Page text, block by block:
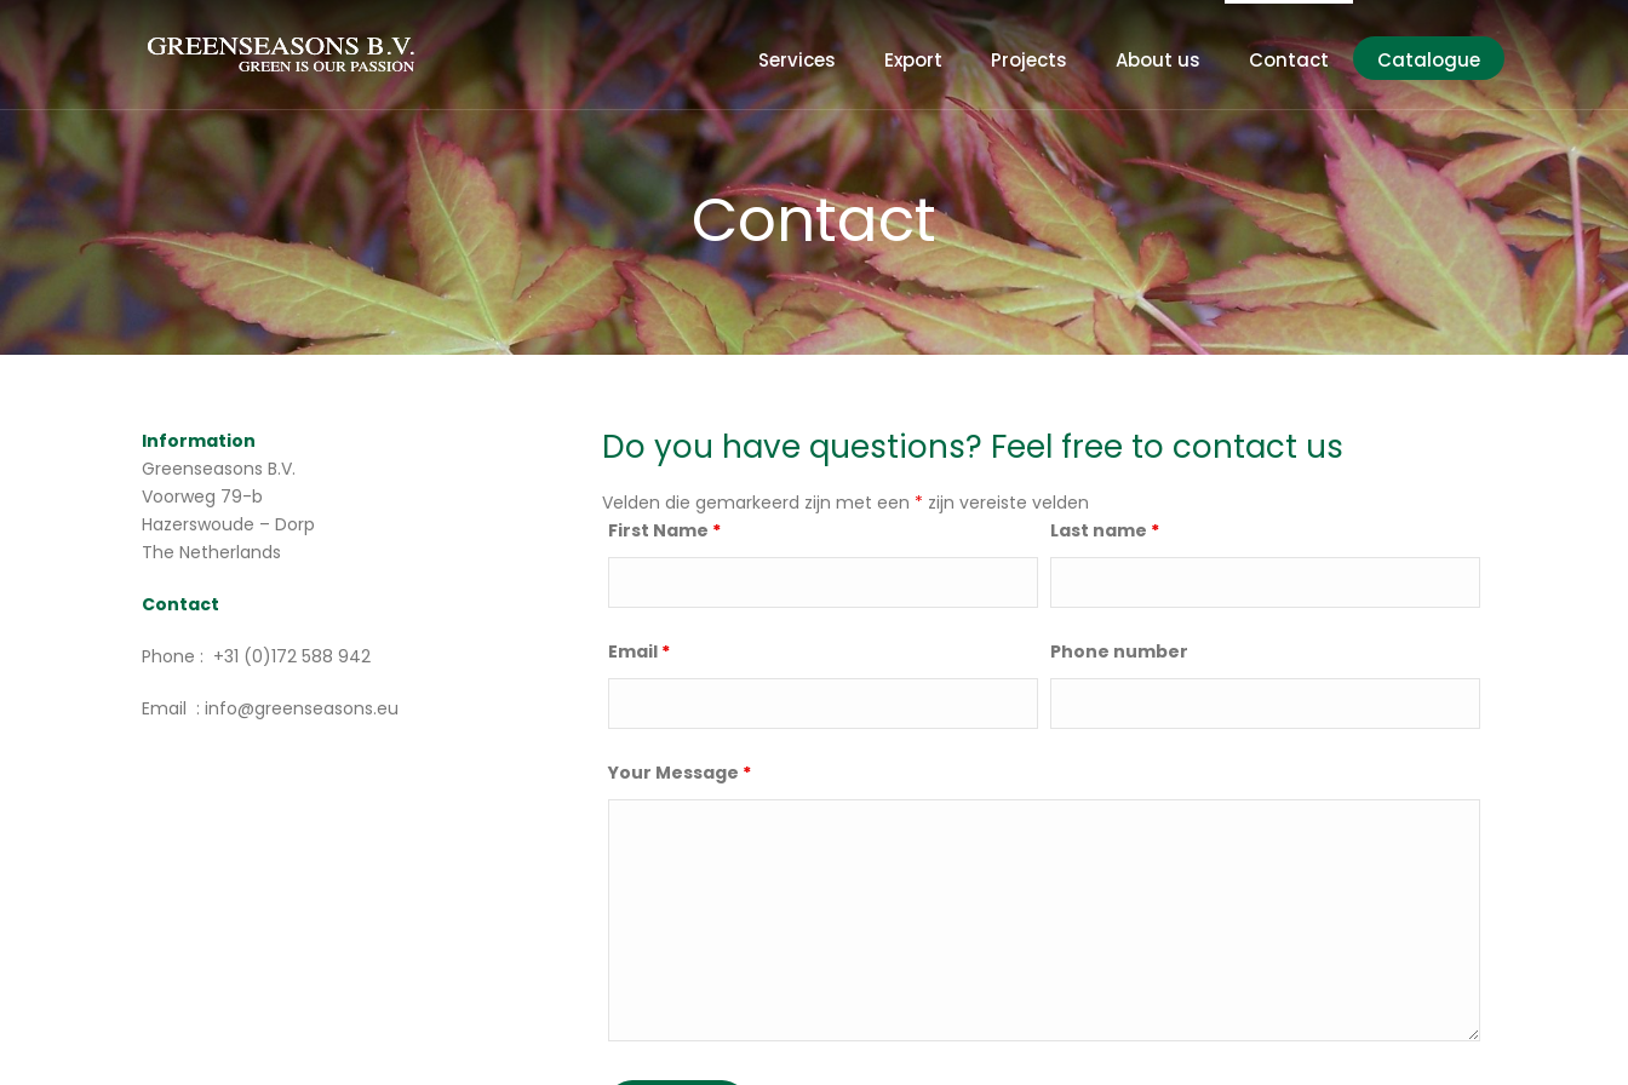
Services Export Projects About us Contact Catalogue
Contact
Information
Greenseasons B.V.
Voorweg 79-b
Hazerswoude – Dorp
The Netherlands
Contact
Phone : +31 (0)172 588 942
Email : info@greenseasons.eu
Do you have questions? Feel free to contact us
Velden die gemarkeerd zijn met een * zijn vereiste velden
First Name * Last name *
Email * Phone number
Your Message *